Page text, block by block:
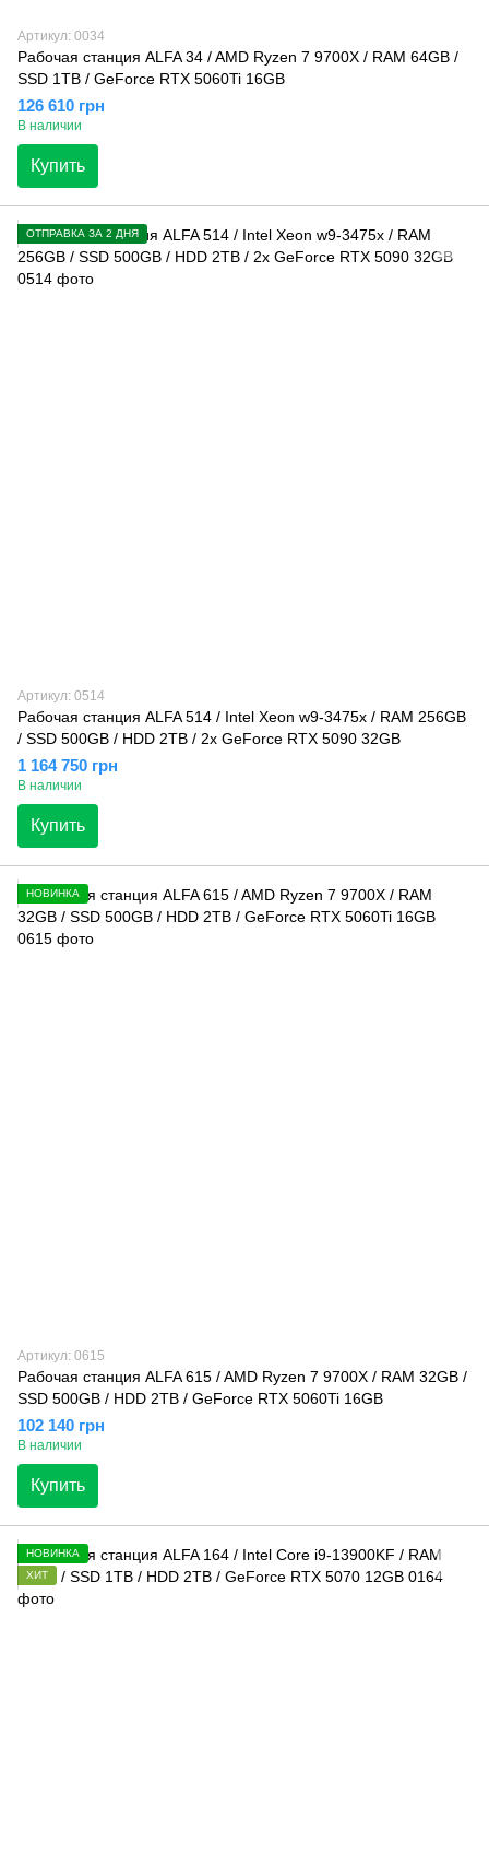
Артикул: 0034
Рабочая станция ALFA 34 / AMD Ryzen 7 9700X / RAM 64GB /
SSD 1TB / GeForce RTX 5060Ti 16GB
126 610 грн
В наличии
Купить
ОТПРАВКА ЗА 2 ДНЯ
Артикул: 0514
Рабочая станция ALFA 514 / Intel Xeon w9-3475x / RAM 256GB
/ SSD 500GB / HDD 2TB / 2x GeForce RTX 5090 32GB
1 164 750 грн
В наличии
Купить
НОВИНКА
Артикул: 0615
Рабочая станция ALFA 615 / AMD Ryzen 7 9700X / RAM 32GB /
SSD 500GB / HDD 2TB / GeForce RTX 5060Ti 16GB
102 140 грн
В наличии
Купить
НОВИНКА
ХИТ